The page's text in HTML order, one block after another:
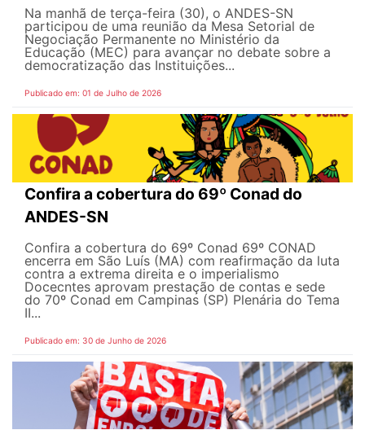
Na manhã de terça-feira (30), o ANDES-SN
participou de uma reunião da Mesa Setorial de
Negociação Permanente no Ministério da
Educação (MEC) para avançar no debate sobre a
democratização das Instituições...
Publicado em: 01 de Julho de 2026
Confira a cobertura do 69º Conad do
ANDES-SN
Confira a cobertura do 69º Conad 69º CONAD
encerra em São Luís (MA) com reafirmação da luta
contra a extrema direita e o imperialismo
Docecntes aprovam prestação de contas e sede
do 70º Conad em Campinas (SP) Plenária do Tema
II...
Publicado em: 30 de Junho de 2026